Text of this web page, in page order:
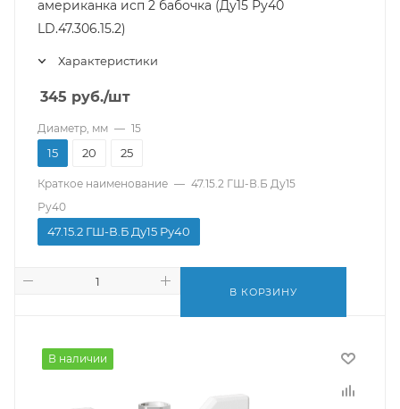
американка исп 2 бабочка (Ду15 Ру40
LD.47.306.15.2)
Характеристики
345 руб./шт
Диаметр, мм — 15
15 20 25
Краткое наименование — 47.15.2 ГШ-В.Б Ду15
Ру40
47.15.2 ГШ-В.Б Ду15 Ру40
В КОРЗИНУ
В наличии